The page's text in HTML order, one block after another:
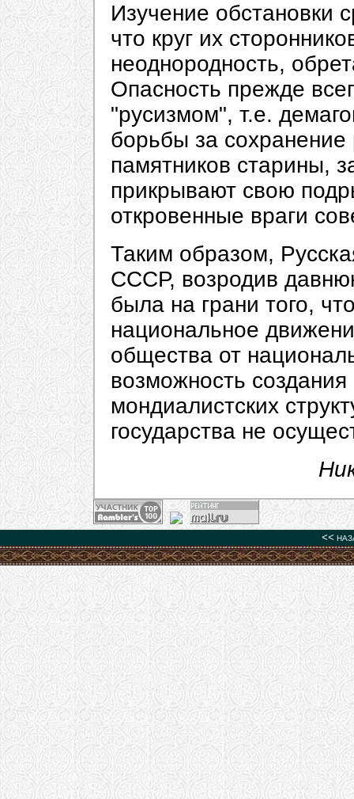
Изучение обстановки
что круг их
неоднородность,
Опасность прежде
"русизмом", т.е.
борьбы за сохранение
памятников старины,
прикрывают свою
откровенные враги
Таким образом,
СССР, возродив
была на грани того,
национальное
общества от
возможность создания
мондиалистских
государства не
<<